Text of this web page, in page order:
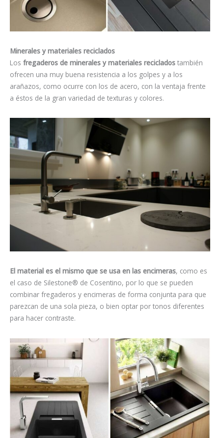
Minerales y materiales reciclados
Los fregaderos de minerales y materiales reciclados también
ofrecen una muy buena resistencia a los golpes y a los
arañazos, como ocurre con los de acero, con la ventaja frente
a éstos de la gran variedad de texturas y colores.
El material es el mismo que se usa en las encimeras, como es
el caso de Silestone® de Cosentino, por lo que se pueden
combinar fregaderos y encimeras de forma conjunta para que
parezcan de una sola pieza, o bien optar por tonos diferentes
para hacer contraste.